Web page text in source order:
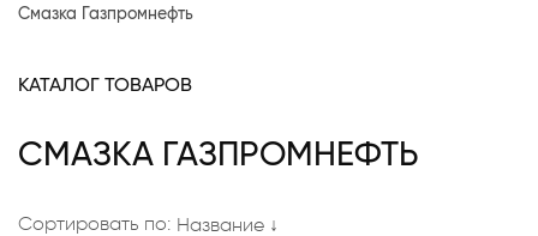
Смазка Газпромнефть
КАТАЛОГ ТОВАРОВ
СМАЗКА ГАЗПРОМНЕФТЬ
Сортировать по: Название ↓